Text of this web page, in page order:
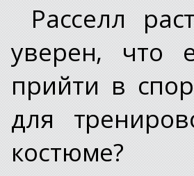
Расселл
уверен, что
прийти в
для
костюме?